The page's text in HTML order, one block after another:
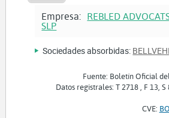
Empresa: REBLED
SLP
Sociedades absorbidas:
Fuente: Boletín Oficial
Datos registrales: T 2718 , F 13,
CVE: